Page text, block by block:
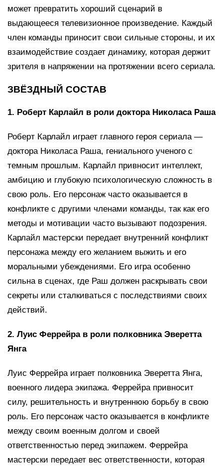
может превратить хороший сценарий в
выдающееся телевизионное произведение. Каждый
член команды приносит свои сильные стороны, и их
взаимодействие создает динамику, которая держит
зрителя в напряжении на протяжении всего сериала.
ЗВЁЗДНЫЙ СОСТАВ
1. Роберт Карлайл в роли доктора Николаса Раша
Роберт Карлайл играет главного героя сериала —
доктора Николаса Раша, гениального ученого с
темным прошлым. Карлайл привносит интеллект,
амбицию и глубокую психологическую сложность в
свою роль. Его персонаж часто оказывается в
конфликте с другими членами команды, так как его
методы и мотивации часто вызывают подозрения.
Карлайл мастерски передает внутренний конфликт
персонажа между его желанием выжить и его
моральными убеждениями. Его игра особенно
сильна в сценах, где Раш должен раскрывать свои
секреты или сталкиваться с последствиями своих
действий.
2. Луис Феррейра в роли полковника Эверетта
Янга
Луис Феррейра играет полковника Эверетта Янга,
военного лидера экипажа. Феррейра привносит
силу, решительность и внутреннюю борьбу в свою
роль. Его персонаж часто оказывается в конфликте
между своим военным долгом и своей
ответственностью перед экипажем. Феррейра
мастерски передает вес ответственности, которая